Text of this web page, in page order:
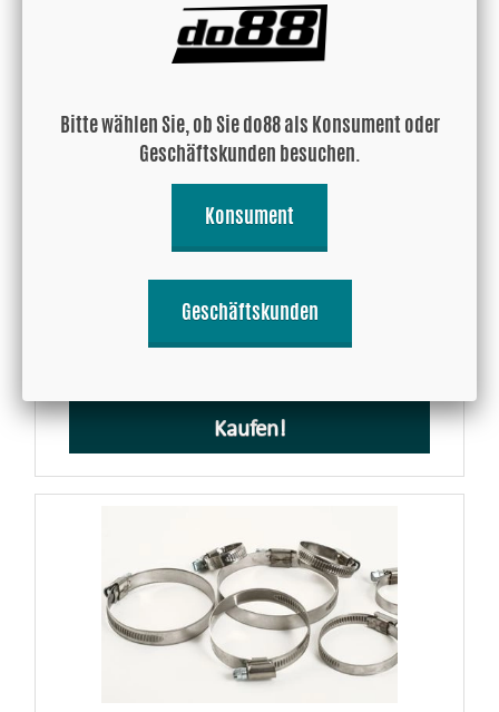
14.47 EUR
Kaufen!
Bitte wählen Sie, ob Sie do88 als Konsument oder
Geschäftskunden besuchen.
Konsument
Geschäftskunden